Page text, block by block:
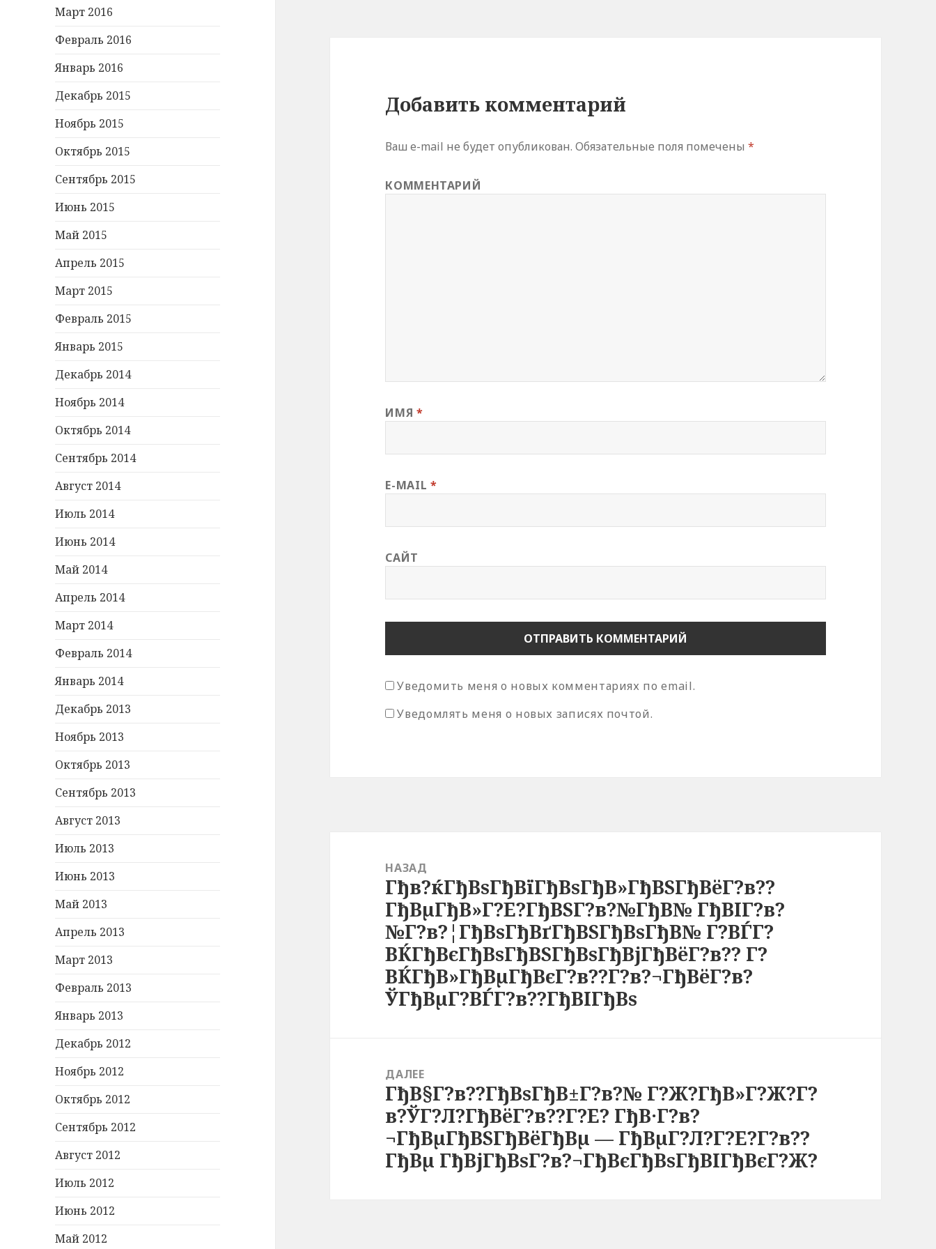
Март 2016
Февраль 2016
Январь 2016
Декабрь 2015
Ноябрь 2015
Октябрь 2015
Сентябрь 2015
Июнь 2015
Май 2015
Апрель 2015
Март 2015
Февраль 2015
Январь 2015
Декабрь 2014
Ноябрь 2014
Октябрь 2014
Сентябрь 2014
Август 2014
Июль 2014
Июнь 2014
Май 2014
Апрель 2014
Март 2014
Февраль 2014
Январь 2014
Декабрь 2013
Ноябрь 2013
Октябрь 2013
Сентябрь 2013
Август 2013
Июль 2013
Июнь 2013
Май 2013
Апрель 2013
Март 2013
Февраль 2013
Январь 2013
Декабрь 2012
Ноябрь 2012
Октябрь 2012
Сентябрь 2012
Август 2012
Июль 2012
Июнь 2012
Май 2012
о
к
Добавить комментарий
Ваш e-mail не будет опубликован. Обязательные поля помечены*
КОММЕНТАРИЙ
ИМЯ *
E-MAIL *
САЙТ
Уведомить меня о новых комментариях по email.
Уведомлять меня о новых записях почтой.
записям
НАЗАД
Предыдущая
запись:
Гђв?ќГђВѕГђВїГђВѕГђВ»ГђВЅГђВёГ?в??
ГђВµГђВ»Г?Е?ГђВЅГ?в?№ГђВ№ ГђВІГ?в?
№Г?в?¦ГђВѕГђВґГђВЅГђВѕГђВ№ Г?ВЃГ?
ВЌГђВєГђВѕГђВЅГђВѕГђВјГђВёГ?в?? Г?
ВЌГђВ»ГђВµГђВєГ?в??Г?в?¬ГђВёГ?в?
ЎГђВµГ?ВЃГ?в??ГђВІГђВѕ
ДАЛЕЕ
Следующая
запись:
ГђВ§Г?в??ГђВѕГђВ±Г?в?№ Г?Ж?ГђВ»Г?Ж?Г?
в?ЎГ?Л?ГђВёГ?в??Г?Е? ГђВ·Г?в?
¬ГђВµГђВЅГђВёГђВµ — ГђВµГ?Л?Г?Е?Г?в??
ГђВµ ГђВјГђВѕГ?в?¬ГђВєГђВѕГђВІГђВєГ?Ж?